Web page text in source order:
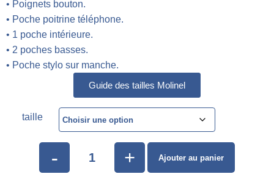
• Poignets bouton.
• Poche poitrine téléphone.
• 1 poche intérieure.
• 2 poches basses.
• Poche stylo sur manche.
Guide des tailles Molinel
taille
- + Ajouter au panier